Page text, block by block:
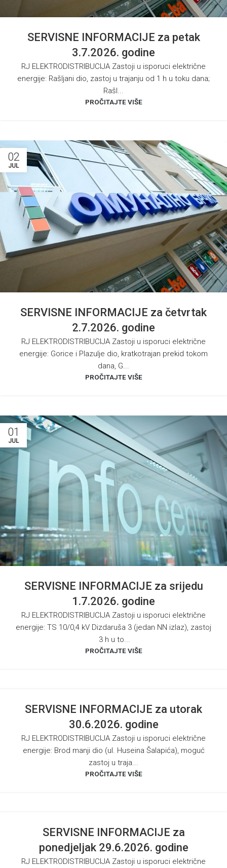
SERVISNE INFORMACIJE za petak
3.7.2026. godine
RJ ELEKTRODISTRIBUCIJA Zastoji u isporuci električne
energije: Rašljani dio, zastoj u trajanju od 1 h u toku dana;
Rašl...
PROČITAJTE VIŠE
02
JUL
SERVISNE INFORMACIJE za četvrtak
2.7.2026. godine
RJ ELEKTRODISTRIBUCIJA Zastoji u isporuci električne
energije: Gorice i Plazulje dio, kratkotrajan prekid tokom
dana, G...
PROČITAJTE VIŠE
01
JUL
SERVISNE INFORMACIJE za srijedu
1.7.2026. godine
RJ ELEKTRODISTRIBUCIJA Zastoji u isporuci električne
energije: TS 10/0,4 kV Dizdaruša 3 (jedan NN izlaz), zastoj
3 h u to...
PROČITAJTE VIŠE
SERVISNE INFORMACIJE za utorak
30.6.2026. godine
RJ ELEKTRODISTRIBUCIJA Zastoji u isporuci električne
energije: Brod manji dio (ul. Huseina Šalapića), moguć
zastoj u traja...
PROČITAJTE VIŠE
SERVISNE INFORMACIJE za
ponedjeljak 29.6.2026. godine
RJ ELEKTRODISTRIBUCIJA Zastoji u isporuci električne